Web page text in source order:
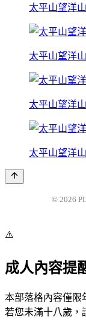
太平山望洋
太平山望洋
太平山望洋
太平山望洋
© 2026
⚠️
成人內容提
本部落格內容僅限
若您未滿十八歲，